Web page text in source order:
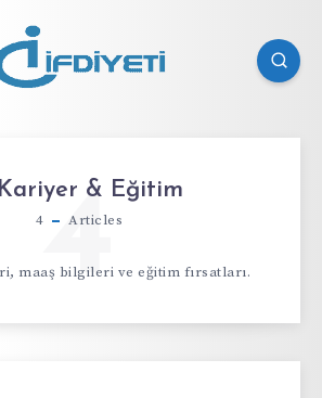
Kariyer & Eğitim
4 Articles
4
maaş bilgileri ve eğitim fırsatları.